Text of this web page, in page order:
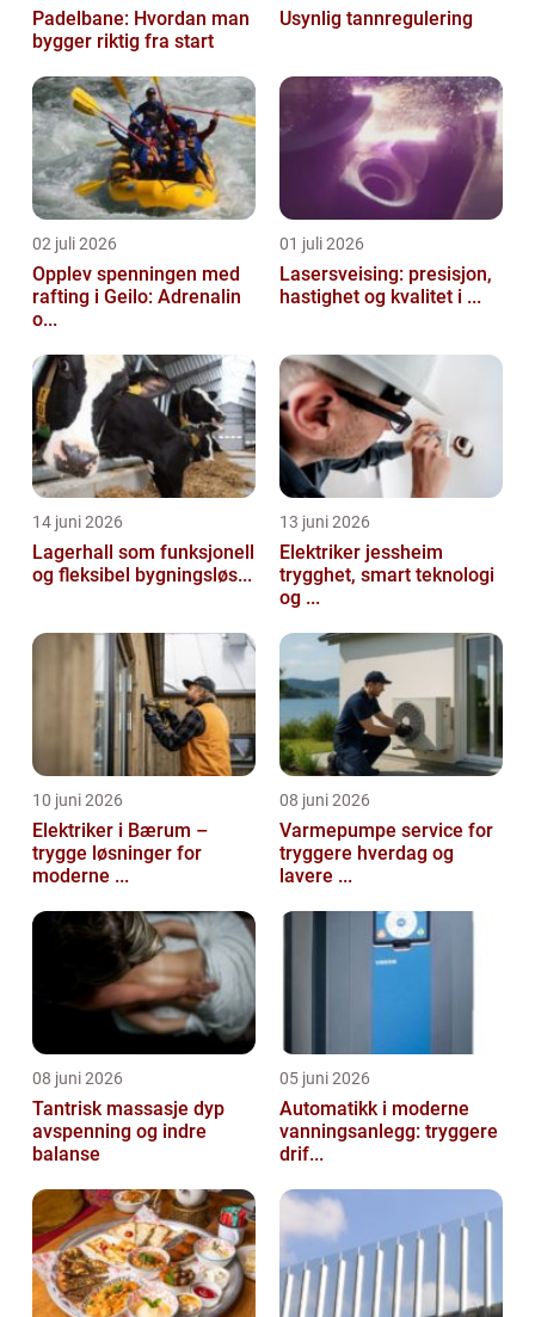
Padelbane: Hvordan man
bygger riktig fra start
Usynlig tannregulering
02 juli 2026
Opplev spenningen med
rafting i Geilo: Adrenalin
o...
01 juli 2026
Lasersveising: presisjon,
hastighet og kvalitet i ...
14 juni 2026
Lagerhall som funksjonell
og fleksibel bygningsløs...
13 juni 2026
Elektriker jessheim
trygghet, smart teknologi
og ...
10 juni 2026
Elektriker i Bærum –
trygge løsninger for
moderne ...
08 juni 2026
Varmepumpe service for
tryggere hverdag og
lavere ...
08 juni 2026
Tantrisk massasje dyp
avspenning og indre
balanse
05 juni 2026
Automatikk i moderne
vanningsanlegg: tryggere
drif...